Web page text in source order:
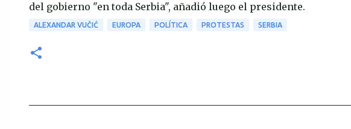
del gobierno "en toda Serbia", añadió luego el presidente.
ALEXANDAR VUČIĆ EUROPA POLÍTICA PROTESTAS SERBIA